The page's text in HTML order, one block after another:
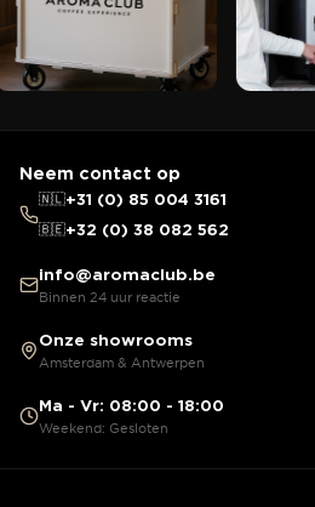
Neem contact op
🇳🇱+31 (0) 85 004 3161
🇧🇪+32 (0) 38 082 562
info@aromaclub.be
Binnen 24 uur reactie
Onze showrooms
Amsterdam & Antwerpen
Ma - Vr: 08:00 - 18:00
Weekend: Gesloten